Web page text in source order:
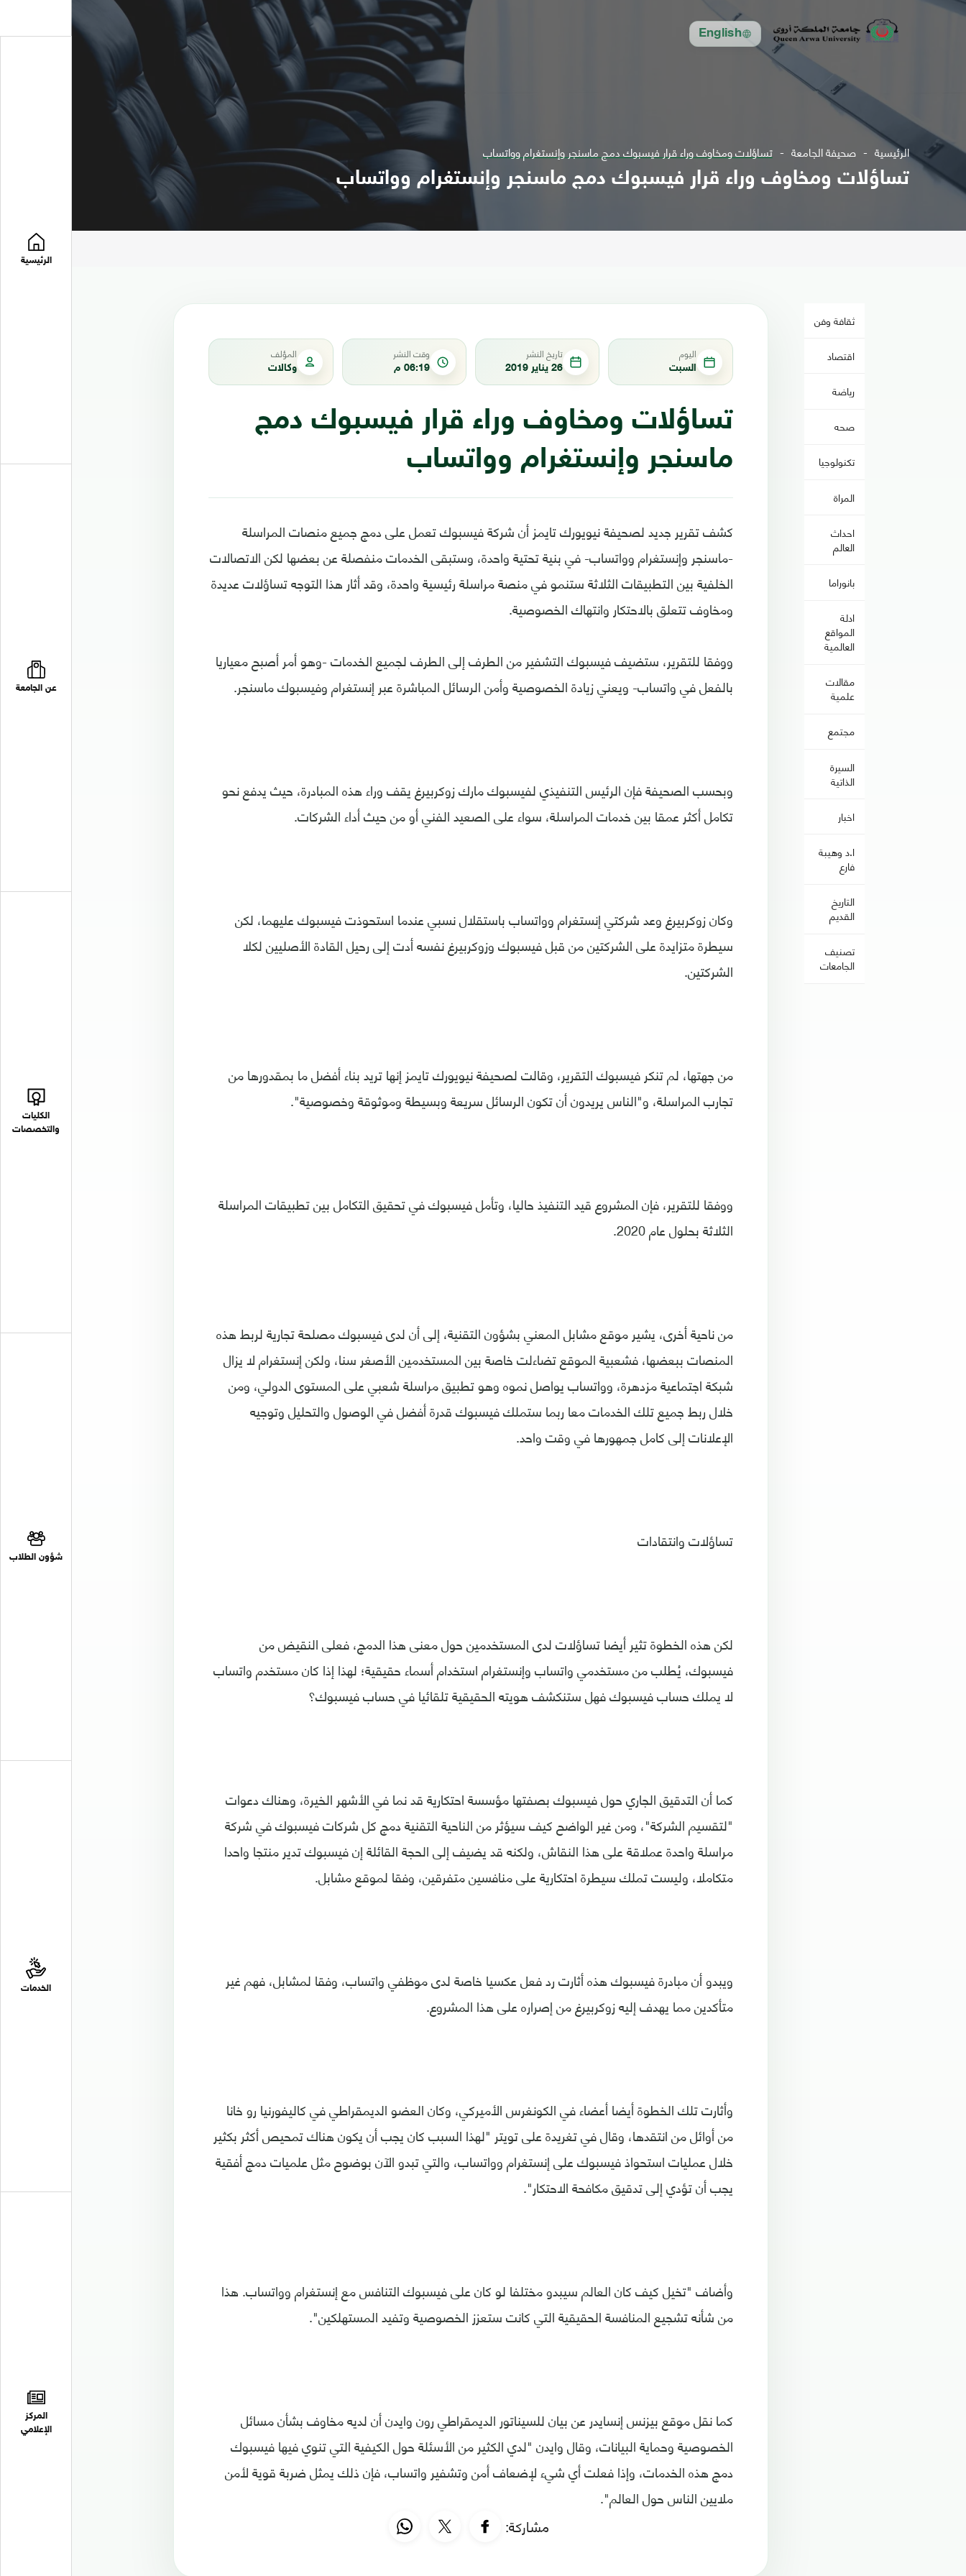
English
الرئيسية
عن الجامعة
الكليات
والتخصصات
شؤون الطلاب
الخدمات
المركز
الإعلامي
الرئيسية صحيفة الجامعة تساؤلات ومخاوف وراء قرار فيسبوك دمج ماسنجر وإنستغرام وواتساب
تساؤلات ومخاوف وراء قرار فيسبوك دمج ماسنجر وإنستغرام وواتساب
ثقافة وفن
اقتصاد
رياضة
صحه
تكنولوجيا
المراة
احداث
العالم
بانوراما
ادلة
المواقع
العالمية
مقالات
علمية
مجتمع
السيرة
الذاتية
اخبار
ا.د وهيبة
فارع
التاريخ
القديم
تصنيف
الجامعات
اليوم
السبت
تاريخ النشر
26 يناير 2019
وقت النشر
06:19 م
المؤلف
وكالات
تساؤلات ومخاوف وراء قرار فيسبوك دمج
ماسنجر وإنستغرام وواتساب
كشف تقرير جديد لصحيفة نيويورك تايمز أن شركة فيسبوك تعمل على دمج جميع منصات المراسلة
-ماسنجر وإنستغرام وواتساب- في بنية تحتية واحدة، وستبقى الخدمات منفصلة عن بعضها لكن الاتصالات
الخلفية بين التطبيقات الثلاثة ستنمو في منصة مراسلة رئيسية واحدة، وقد أثار هذا التوجه تساؤلات عديدة
ومخاوف تتعلق بالاحتكار وانتهاك الخصوصية.
ووفقا للتقرير، ستضيف فيسبوك التشفير من الطرف إلى الطرف لجميع الخدمات -وهو أمر أصبح معياريا
بالفعل في واتساب- ويعني زيادة الخصوصية وأمن الرسائل المباشرة عبر إنستغرام وفيسبوك ماسنجر.
وبحسب الصحيفة فإن الرئيس التنفيذي لفيسبوك مارك زوكربيرغ يقف وراء هذه المبادرة، حيث يدفع نحو
تكامل أكثر عمقا بين خدمات المراسلة، سواء على الصعيد الفني أو من حيث أداء الشركات.
وكان زوكربيرغ وعد شركتي إنستغرام وواتساب باستقلال نسبي عندما استحوذت فيسبوك عليهما، لكن
سيطرة متزايدة على الشركتين من قبل فيسبوك وزوكربيرغ نفسه أدت إلى رحيل القادة الأصليين لكلا
الشركتين.
من جهتها، لم تنكر فيسبوك التقرير، وقالت لصحيفة نيويورك تايمز إنها تريد بناء أفضل ما بمقدورها من
تجارب المراسلة، و"الناس يريدون أن تكون الرسائل سريعة وبسيطة وموثوقة وخصوصية".
ووفقا للتقرير، فإن المشروع قيد التنفيذ حاليا، وتأمل فيسبوك في تحقيق التكامل بين تطبيقات المراسلة
الثلاثة بحلول عام 2020.
من ناحية أخرى، يشير موقع مشابل المعني بشؤون التقنية، إلى أن لدى فيسبوك مصلحة تجارية لربط هذه
المنصات ببعضها، فشعبية الموقع تضاءلت خاصة بين المستخدمين الأصغر سنا، ولكن إنستغرام لا يزال
شبكة اجتماعية مزدهرة، وواتساب يواصل نموه وهو تطبيق مراسلة شعبي على المستوى الدولي، ومن
خلال ربط جميع تلك الخدمات معا ربما ستملك فيسبوك قدرة أفضل في الوصول والتحليل وتوجيه
الإعلانات إلى كامل جمهورها في وقت واحد.
تساؤلات وانتقادات
لكن هذه الخطوة تثير أيضا تساؤلات لدى المستخدمين حول معنى هذا الدمج، فعلى النقيض من
فيسبوك، يُطلب من مستخدمي واتساب وإنستغرام استخدام أسماء حقيقية؛ لهذا إذا كان مستخدم واتساب
لا يملك حساب فيسبوك فهل ستنكشف هويته الحقيقية تلقائيا في حساب فيسبوك؟
كما أن التدقيق الجاري حول فيسبوك بصفتها مؤسسة احتكارية قد نما في الأشهر الخيرة، وهناك دعوات
"لتقسيم الشركة"، ومن غير الواضح كيف سيؤثر من الناحية التقنية دمج كل شركات فيسبوك في شركة
مراسلة واحدة عملاقة على هذا النقاش، ولكنه قد يضيف إلى الحجة القائلة إن فيسبوك تدير منتجا واحدا
متكاملا، وليست تملك سيطرة احتكارية على منافسين متفرقين، وفقا لموقع مشابل.
ويبدو أن مبادرة فيسبوك هذه أثارت رد فعل عكسيا خاصة لدى موظفي واتساب، وفقا لمشابل، فهم غير
متأكدين مما يهدف إليه زوكربيرغ من إصراره على هذا المشروع.
وأثارت تلك الخطوة أيضا أعضاء في الكونغرس الأميركي، وكان العضو الديمقراطي في كاليفورنيا رو خانا
من أوائل من انتقدها، وقال في تغريدة على تويتر "لهذا السبب كان يجب أن يكون هناك تمحيص أكثر بكثير
خلال عمليات استحواذ فيسبوك على إنستغرام وواتساب، والتي تبدو الآن بوضوح مثل علميات دمج أفقية
يجب أن تؤدي إلى تدقيق مكافحة الاحتكار".
وأضاف "تخيل كيف كان العالم سيبدو مختلفا لو كان على فيسبوك التنافس مع إنستغرام وواتساب. هذا
من شأنه تشجيع المنافسة الحقيقية التي كانت ستعزز الخصوصية وتفيد المستهلكين".
كما نقل موقع بيزنس إنسايدر عن بيان للسيناتور الديمقراطي رون وايدن أن لديه مخاوف بشأن مسائل
الخصوصية وحماية البيانات، وقال وايدن "لدي الكثير من الأسئلة حول الكيفية التي تنوي فيها فيسبوك
دمج هذه الخدمات، وإذا فعلت أي شيء لإضعاف أمن وتشفير واتساب، فإن ذلك يمثل ضربة قوية لأمن
ملايين الناس حول العالم".
مشاركة: